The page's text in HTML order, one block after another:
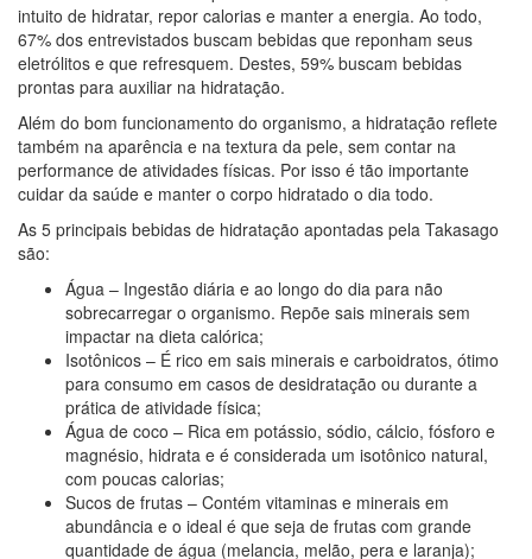
intuito de hidratar, repor calorias e manter a energia. Ao todo,
67% dos entrevistados buscam bebidas que reponham seus
eletrólitos e que refresquem. Destes, 59% buscam bebidas
prontas para auxiliar na hidratação.
Além do bom funcionamento do organismo, a hidratação reflete
também na aparência e na textura da pele, sem contar na
performance de atividades físicas. Por isso é tão importante
cuidar da saúde e manter o corpo hidratado o dia todo.
As 5 principais bebidas de hidratação apontadas pela Takasago
são:
Água – Ingestão diária e ao longo do dia para não
sobrecarregar o organismo. Repõe sais minerais sem
impactar na dieta calórica;
Isotônicos – É rico em sais minerais e carboidratos, ótimo
para consumo em casos de desidratação ou durante a
prática de atividade física;
Água de coco – Rica em potássio, sódio, cálcio, fósforo e
magnésio, hidrata e é considerada um isotônico natural,
com poucas calorias;
Sucos de frutas – Contém vitaminas e minerais em
abundância e o ideal é que seja de frutas com grande
quantidade de água (melancia, melão, pera e laranja);